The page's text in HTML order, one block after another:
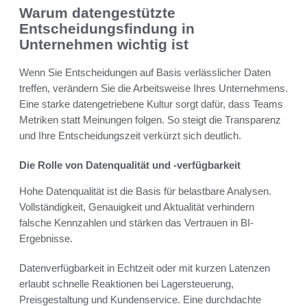
Warum datengestützte
Entscheidungsfindung in
Unternehmen wichtig ist
Wenn Sie Entscheidungen auf Basis verlässlicher Daten
treffen, verändern Sie die Arbeitsweise Ihres Unternehmens.
Eine starke datengetriebene Kultur sorgt dafür, dass Teams
Metriken statt Meinungen folgen. So steigt die Transparenz
und Ihre Entscheidungszeit verkürzt sich deutlich.
Die Rolle von Datenqualität und -verfügbarkeit
Hohe Datenqualität ist die Basis für belastbare Analysen.
Vollständigkeit, Genauigkeit und Aktualität verhindern
falsche Kennzahlen und stärken das Vertrauen in BI-
Ergebnisse.
Datenverfügbarkeit in Echtzeit oder mit kurzen Latenzen
erlaubt schnelle Reaktionen bei Lagersteuerung,
Preisgestaltung und Kundenservice. Eine durchdachte